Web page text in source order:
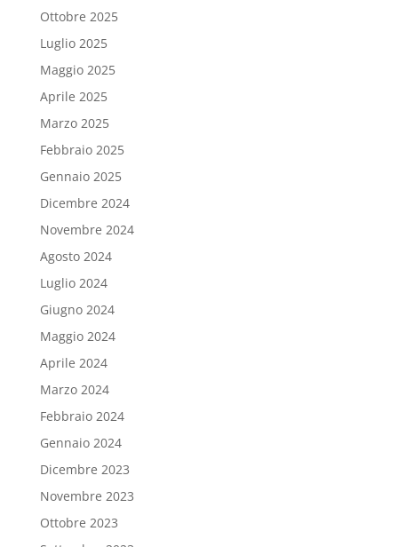
Ottobre 2025
Luglio 2025
Maggio 2025
Aprile 2025
Marzo 2025
Febbraio 2025
Gennaio 2025
Dicembre 2024
Novembre 2024
Agosto 2024
Luglio 2024
Giugno 2024
Maggio 2024
Aprile 2024
Marzo 2024
Febbraio 2024
Gennaio 2024
Dicembre 2023
Novembre 2023
Ottobre 2023